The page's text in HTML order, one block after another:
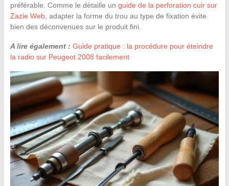
préférable. Comme le détaille un guide de la perforation cuir sur
Zazie Web, adapter la forme du trou au type de fixation évite
bien des déconvenues sur le produit fini.
A lire également : Guide pratique : la procédure pour éteindre
la radio sur Peugeot 2008 facilement